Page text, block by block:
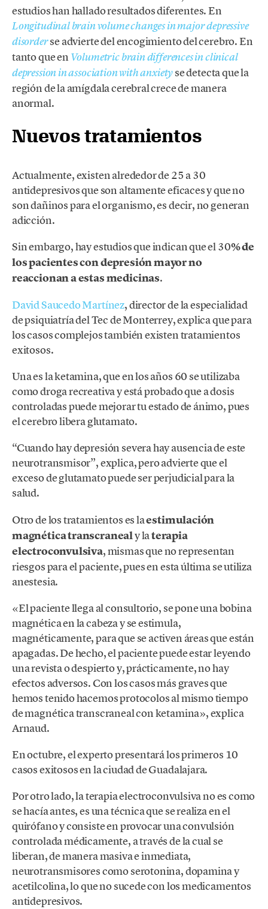
estudios han hallado resultados diferentes. En
Longitudinal brain volume changes in major depressive
disorderse advierte del encogimiento del cerebro. En
tanto que en Volumetric brain differences in clinical
depression in association with anxietyse detecta que la
región de la amígdala cerebral crece de manera
anormal.
Nuevos tratamientos
Actualmente, existen alrededor de 25 a 30
antidepresivos que son altamente eficaces y que no
son dañinos para el organismo, es decir, no generan
adicción.
Sin embargo, hay estudios que indican que el 30% de
los pacientes con depresión mayor no
reaccionan a estas medicinas.
David Saucedo Martínez, director de la especialidad
de psiquiatría del Tec de Monterrey, explica que para
los casos complejos también existen tratamientos
exitosos.
Una es la ketamina, que en los años 60 se utilizaba
como droga recreativa y está probado que a dosis
controladas puede mejorar tu estado de ánimo, pues
el cerebro libera glutamato.
“Cuando hay depresión severa hay ausencia de este
neurotransmisor”, explica, pero advierte que el
exceso de glutamato puede ser perjudicial para la
salud.
Otro de los tratamientos es laestimulación
magnética transcranealy laterapia
electroconvulsiva, mismas que no representan
riesgos para el paciente, pues en esta última se utiliza
anestesia.
«El paciente llega al consultorio, se pone una bobina
magnética en la cabeza y se estimula,
magnéticamente, para que se activen áreas que están
apagadas. De hecho, el paciente puede estar leyendo
una revista o despierto y, prácticamente, no hay
efectos adversos. Con los casos más graves que
hemos tenido hacemos protocolos al mismo tiempo
de magnética transcraneal con ketamina», explica
Arnaud.
En octubre, el experto presentará los primeros 10
casos exitosos en la ciudad de Guadalajara.
Por otro lado, la terapia electroconvulsiva no es como
se hacía antes, es una técnica que se realiza en el
quirófano y consiste en provocar una convulsión
controlada médicamente, a través de la cual se
liberan, de manera masiva e inmediata,
neurotransmisores como serotonina, dopamina y
acetilcolina, lo que no sucede con los medicamentos
antidepresivos.